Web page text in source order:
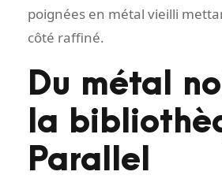
poignées en métal vieilli
côté raffiné.
Du métal
la
Parallel